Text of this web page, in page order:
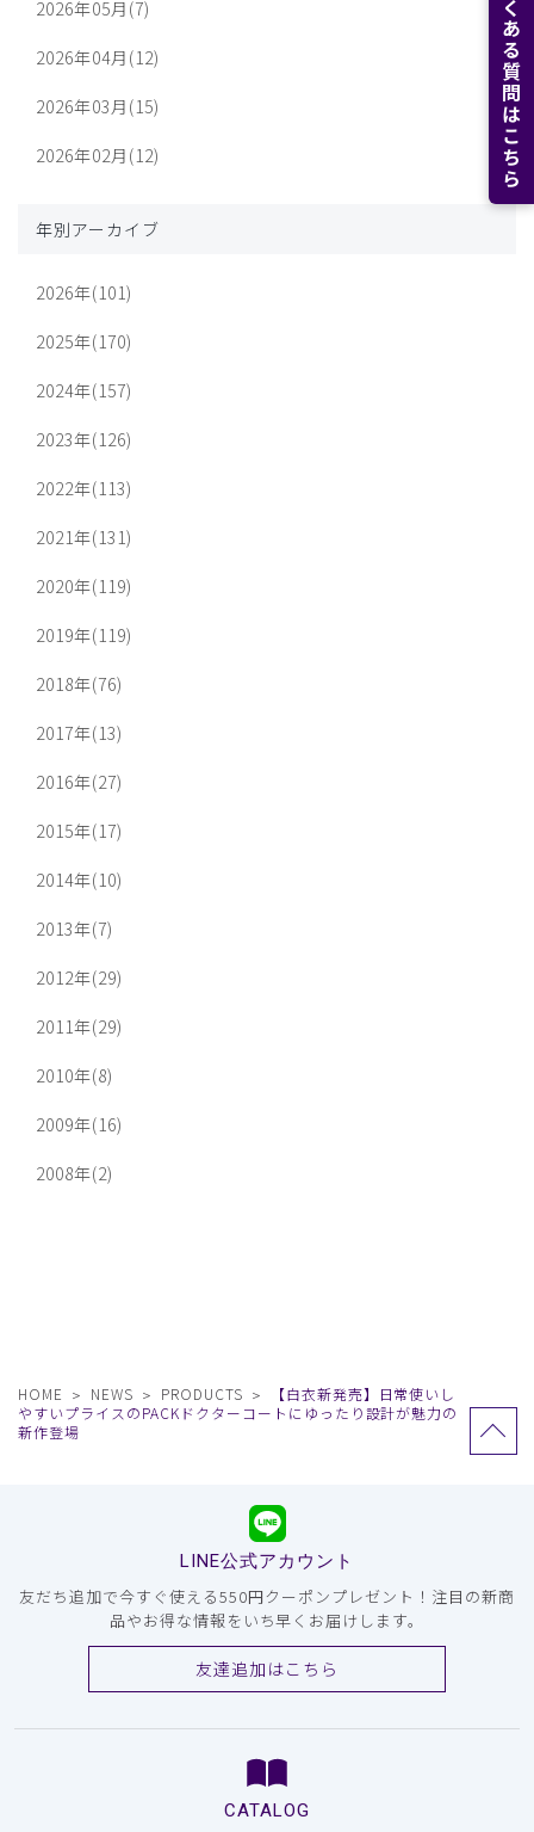
よくある質問はこちら
2026年05月(7)
2026年04月(12)
2026年03月(15)
2026年02月(12)
年別アーカイブ
2026年(101)
2025年(170)
2024年(157)
2023年(126)
2022年(113)
2021年(131)
2020年(119)
2019年(119)
2018年(76)
2017年(13)
2016年(27)
2015年(17)
2014年(10)
2013年(7)
2012年(29)
2011年(29)
2010年(8)
2009年(16)
2008年(2)
HOME NEWS PRODUCTS
【白衣新発売】日常使いし
やすいプライスのPACKドクターコートにゆったり設計が魅力の
新作登場
LINE公式アカウント
友だち追加で今すぐ使える550円クーポンプレゼント！注目の新商
品やお得な情報をいち早くお届けします。
友達追加はこちら
CATALOG